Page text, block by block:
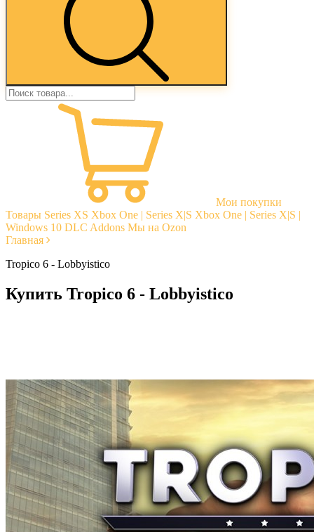
Мои покупки
Товары Series XS Xbox One | Series X|S Xbox One | Series X|S |
Windows 10 DLC Addons Мы на Ozon
Главная
Tropico 6 - Lobbyistico
Купить Tropico 6 - Lobbyistico